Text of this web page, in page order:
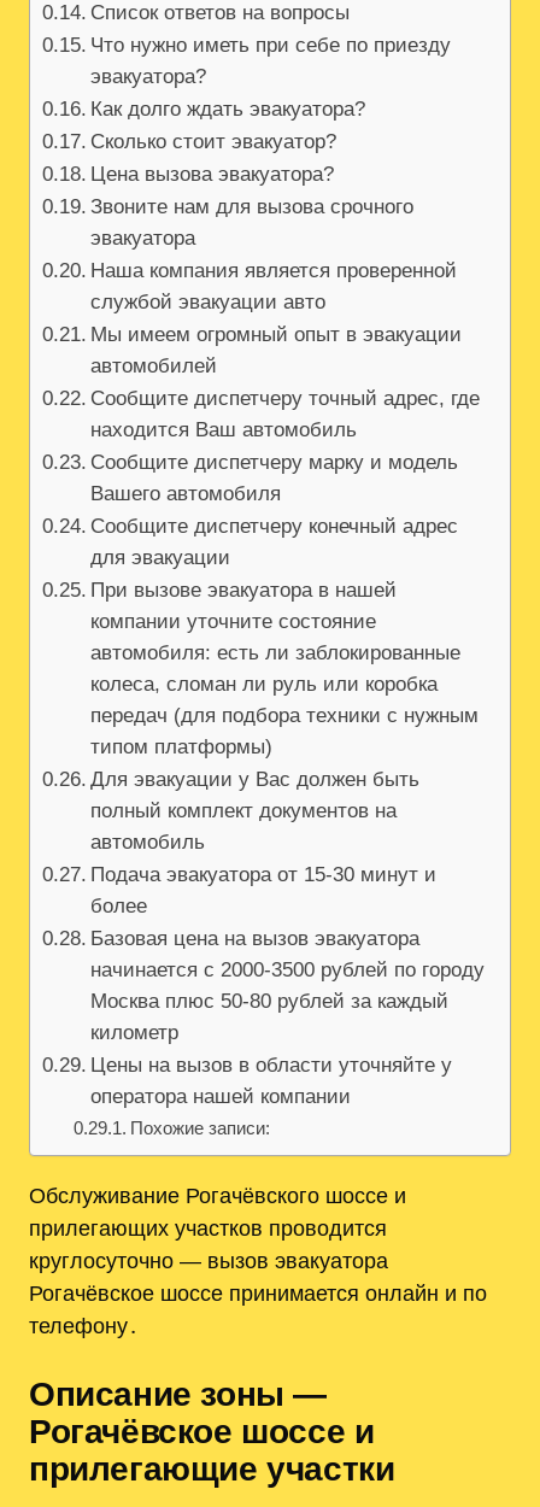
Список ответов на вопросы
Что нужно иметь при себе по приезду
эвакуатора?
Как долго ждать эвакуатора?
Сколько стоит эвакуатор?
Цена вызова эвакуатора?
Звоните нам для вызова срочного
эвакуатора
Наша компания является проверенной
службой эвакуации авто
Мы имеем огромный опыт в эвакуации
автомобилей
Сообщите диспетчеру точный адрес, где
находится Ваш автомобиль
Сообщите диспетчеру марку и модель
Вашего автомобиля
Сообщите диспетчеру конечный адрес
для эвакуации
При вызове эвакуатора в нашей
компании уточните состояние
автомобиля: есть ли заблокированные
колеса, сломан ли руль или коробка
передач (для подбора техники с нужным
типом платформы)
Для эвакуации у Вас должен быть
полный комплект документов на
автомобиль
Подача эвакуатора от 15-30 минут и
более
Базовая цена на вызов эвакуатора
начинается с 2000-3500 рублей по городу
Москва плюс 50-80 рублей за каждый
километр
Цены на вызов в области уточняйте у
оператора нашей компании
Похожие записи:
Обслуживание Рогачёвского шоссе и
прилегающих участков проводится
круглосуточно — вызов эвакуатора
Рогачёвское шоссе принимается онлайн и по
телефону․
Описание зоны —
Рогачёвское шоссе и
прилегающие участки